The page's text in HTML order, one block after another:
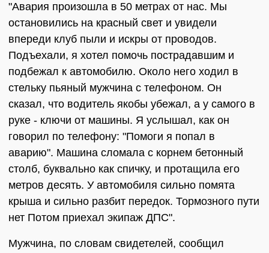
"Авария произошла в 50 метрах от нас. Мы
остановились на красный свет и увидели
впереди клуб пыли и искры от проводов.
Подъехали, я хотел помочь пострадавшим и
подбежал к автомобилю. Около него ходил в
стельку пьяный мужчина с телефоном. Он
сказал, что водитель якобы убежал, а у самого в
руке - ключи от машины. Я услышал, как он
говорил по телефону: "Помоги я попал в
аварию". Машина сломала с корнем бетонный
столб, буквально как спичку, и протащила его
метров десять. У автомобиля сильно помята
крыша и сильно разбит передок. Тормозного пути
нет Потом приехал экипаж ДПС".
Мужчина, по словам свидетелей, сообщил